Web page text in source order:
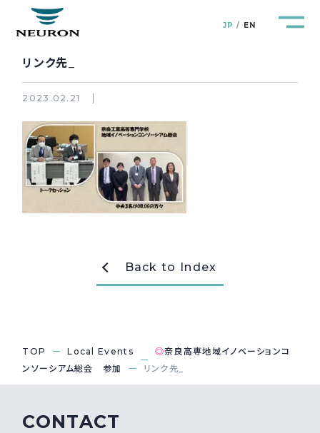
JP EN
管路防災研究所 Pipeline Resilience Lab.
企業情報 Company
採用情報 Recruit
リンク先_
2023.02.21
Back to Index
TOP Local Events ◎奈良高専地域イノベーションコ
ンソーシアム総会 参加
リンク先_
CONTACT